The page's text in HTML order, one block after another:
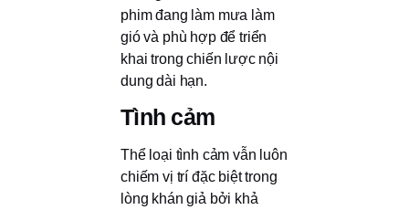
phim đang làm mưa làm
gió và phù hợp để triển
khai trong chiến lược nội
dung dài hạn.
Tình cảm
Thể loại tình cảm vẫn luôn
chiếm vị trí đặc biệt trong
lòng khán giả bởi khả